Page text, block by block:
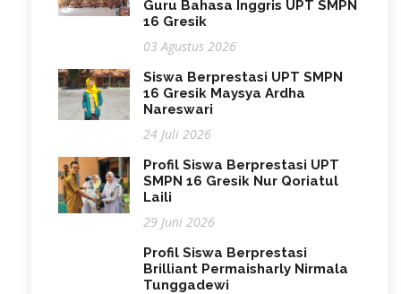
Guru Bahasa Inggris UPT SMPN
16 Gresik
03 Agustus 2026
Siswa Berprestasi UPT SMPN
16 Gresik Maysya Ardha
Nareswari
24 Juli 2026
Profil Siswa Berprestasi UPT
SMPN 16 Gresik Nur Qoriatul
Laili
29 Juni 2026
Profil Siswa Berprestasi
Brilliant Permaisharly Nirmala
Tunggadewi